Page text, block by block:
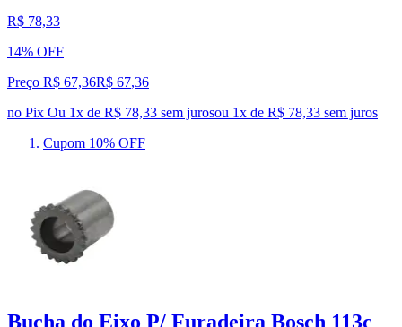
R$ 78,33
14% OFF
Preço R$ 67,36R$ 67,36
no Pix Ou 1x de R$ 78,33 sem jurosou 1x de R$ 78,33 sem juros
Cupom 10% OFF
Bucha do Eixo P/ Furadeira Bosch 113c